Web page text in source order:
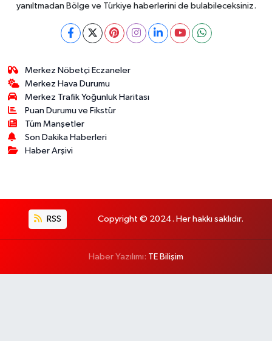
yanıltmadan Bölge ve Türkiye haberlerini de bulabileceksiniz.
Merkez Nöbetçi Eczaneler
Merkez Hava Durumu
Merkez Trafik Yoğunluk Haritası
Puan Durumu ve Fikstür
Tüm Manşetler
Son Dakika Haberleri
Haber Arşivi
RSS Copyright © 2024. Her hakkı saklıdır.
Haber Yazılımı: TE Bilişim